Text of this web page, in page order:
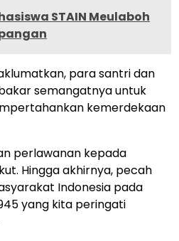
STAIN Meulaboh
para santri dan
semangatnya untuk
kemerdekaan
perlawanan kepada
Hingga akhirnya, pecah
Indonesia pada
yang kita peringati